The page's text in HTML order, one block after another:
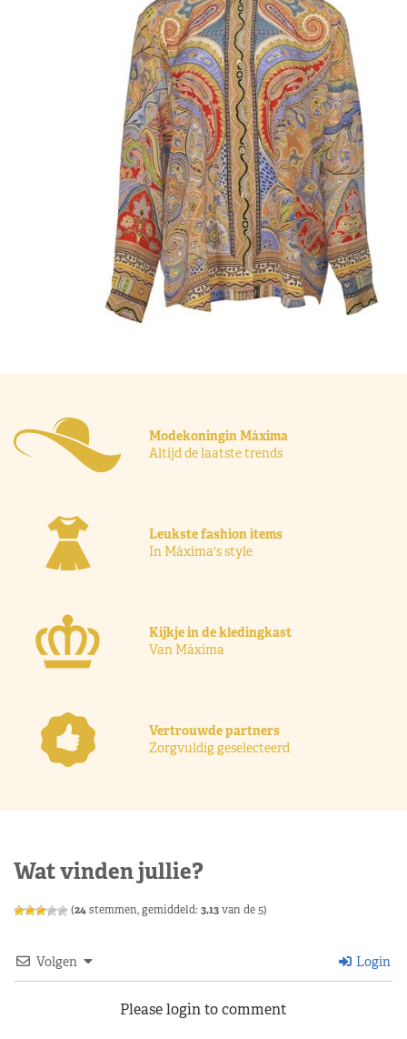
Modekoningin Máxima
Altijd de laatste trends
Leukste fashion items
In Máxima's style
Kijkje in de kledingkast
Van Máxima
Vertrouwde partners
Zorgvuldig geselecteerd
Wat vinden jullie?
(24stemmen, gemiddeld: 3,13van de 5)
Volgen Login
Please login to comment